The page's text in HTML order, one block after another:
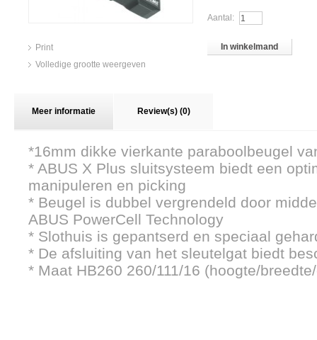
Print
Volledige grootte weergeven
Aantal:
In winkelmand
Meer informatie Review(s) (0)
*16mm dikke vierkante paraboolbeugel
* ABUS X Plus sluitsysteem biedt een
manipuleren en picking
* Beugel is dubbel vergrendeld door
ABUS PowerCell Technology
* Slothuis is gepantserd en speciaal
* De afsluiting van het sleutelgat biedt
* Maat HB260 260/111/16 (hoogte/